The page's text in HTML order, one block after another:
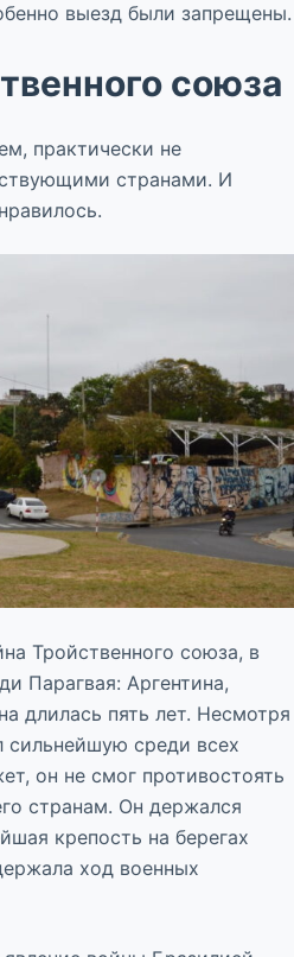
выезд были запрещены.
союза
практически не
странами. И
Тройственного союза, в
Парагвая: Аргентина,
длилась пять лет. Несмотря
сильнейшую среди всех
он не смог противостоять
странам. Он держался
крепость на берегах
ход военных